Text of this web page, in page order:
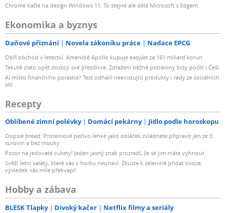
Chrome kašle na design Windows 11. To stejné ale dělá Microsoft s Edgem
Ekonomika a byznys
Daňové přiznání Novela zákoníku práce Nadace EPCG
Obří obchod v letectví. Americké Apollo kupuje easyJet za 161 miliard korun
Tekuté zlato opět dostojí své přezdívce. Zdražení běžné potraviny brzy pocítí i Češi
AI místo finančního poradce? Test odhalil neexistující produkty i rady ze sociálních
sítí
Recepty
Oblíbené zimní polévky Domácí pekárny Jídlo podle horoskopu
Oopsie bread: Proteinové pečivo lehké jako obláček zvládnete připravit jen ze 3
surovin a bez mouky
Pozor na jedovaté cukety! Jeden jasný znak prozradí, že se jim máte vyhnout
Svěží letní saláty, které vás v horku neunaví: Zkuste k zelenině přidat ovoce,
výsledek vás mile překvapí!
Hobby a zábava
BLESK Tlapky Divoký kačer Netflix filmy a seriály